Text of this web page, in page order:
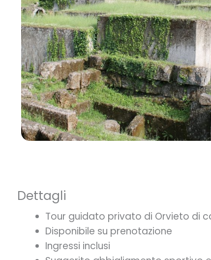
Dettagli
Tour guidato privato di Orvieto di
Disponibile su prenotazione
Ingressi inclusi